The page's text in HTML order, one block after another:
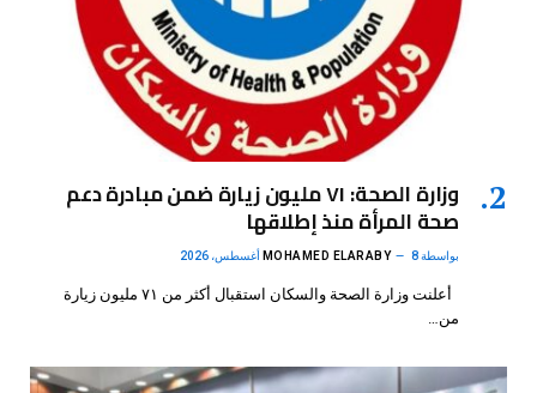
وزارة الصحة: ٧١ مليون زيارة ضمن مبادرة دعم
صحة المرأة منذ إطلاقها
بواسطة MOHAMED ELARABY 8 أغسطس، 2026
أعلنت وزارة الصحة والسكان استقبال أكثر من ٧١ مليون زيارة
من…